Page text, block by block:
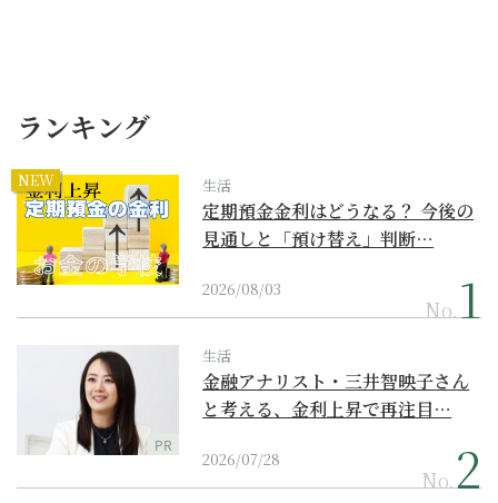
ランキング
NEW 生活
定期預金金利はどうなる？ 今後の
見通しと「預け替え」判断…
2026/08/03
No.
PR
生活
金融アナリスト・三井智映子さん
と考える、金利上昇で再注目…
2026/07/28
No.